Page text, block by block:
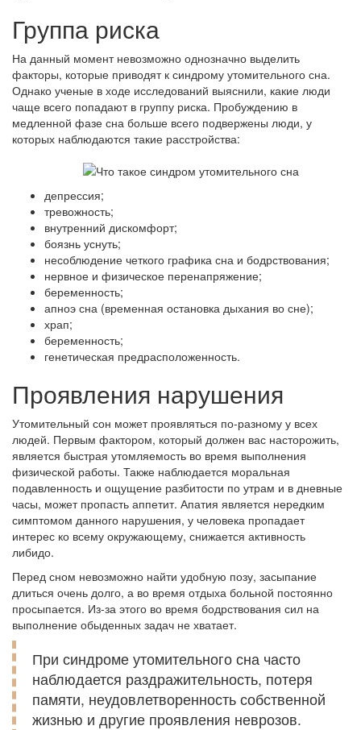
Группа риска
На данный момент невозможно однозначно выделить
факторы, которые приводят к синдрому утомительного сна.
Однако ученые в ходе исследований выяснили, какие люди
чаще всего попадают в группу риска. Пробуждению в
медленной фазе сна больше всего подвержены люди, у
которых наблюдаются такие расстройства:
депрессия;
тревожность;
внутренний дискомфорт;
боязнь уснуть;
несоблюдение четкого графика сна и бодрствования;
нервное и физическое перенапряжение;
беременность;
апноэ сна (временная остановка дыхания во сне);
храп;
беременность;
генетическая предрасположенность.
Проявления нарушения
Утомительный сон может проявляться по-разному у всех
людей. Первым фактором, который должен вас насторожить,
является быстрая утомляемость во время выполнения
физической работы. Также наблюдается моральная
подавленность и ощущение разбитости по утрам и в дневные
часы, может пропасть аппетит. Апатия является нередким
симптомом данного нарушения, у человека пропадает
интерес ко всему окружающему, снижается активность
либидо.
Перед сном невозможно найти удобную позу, засыпание
длиться очень долго, а во время отдыха больной постоянно
просыпается. Из-за этого во время бодрствования сил на
выполнение обыденных задач не хватает.
При синдроме утомительного сна часто
наблюдается раздражительность, потеря
памяти, неудовлетворенность собственной
жизнью и другие проявления неврозов.